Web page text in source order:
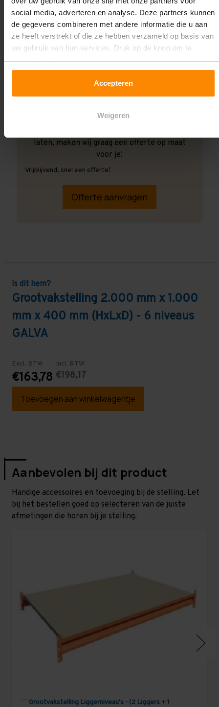
social media, adverteren en analyse. Deze partners kunnen
de gegevens combineren met andere informatie die u aan
ze heeft verstrekt of die ze hebben verzameld op basis van
uw gebruik van hun services. Druk op de knop om te
accepteren!
Accepteren
Weigeren
laten, maken wij graag een offerte op maat
voor je!
Vrijblijvend, snel een offerte!
Offerte aanvragen
Is dit hem?
Grootvakstelling 2.000 mm x 1.000
mm x 400 mm (HxLxD) - 6 niveaus
GALVA
Excl. BTW
€163,78
Incl. BTW
€198,17
Toevoegen aan winkelwagentje
Aanbevolen bij dit product
Handige accessoires en toevoeging bij de stelling. Let
bij het bestellen goed op selecteren van de juiste
afmetingen die horen bij je stelling.
Grootvakstelling Liggerniveau's - (2 Liggers + 1